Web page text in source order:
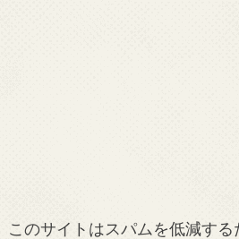
このサイトはスパムを低減す